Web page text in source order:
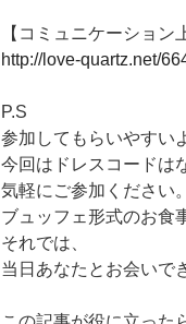
【コミュニケーショ
http://love-quartz.net/
P.S
参加してもらいやすい
今回はドレスコードは
気軽にご参加ください。
ブュッフェ形式のお食
それでは、
当日あなたとお会いで